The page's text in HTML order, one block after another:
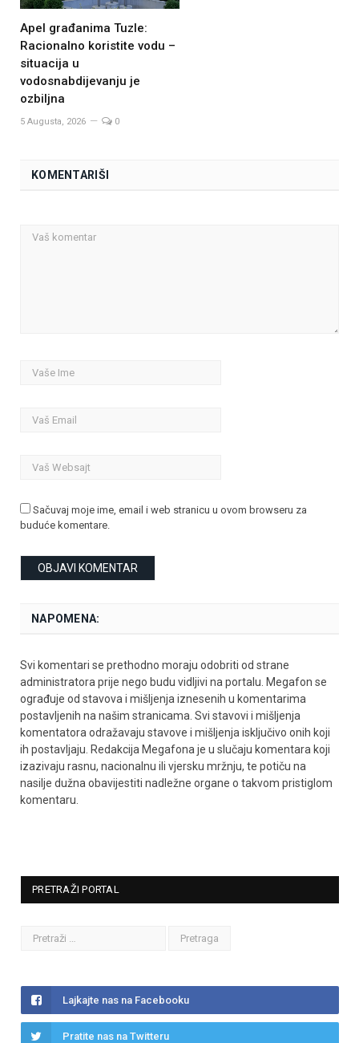
Apel građanima Tuzle:
Racionalno koristite vodu –
situacija u
vodosnabdijevanju je
ozbiljna
5 Augusta, 2026 0
KOMENTARIŠI
Sačuvaj moje ime, email i web stranicu u ovom browseru za
buduće komentare.
NAPOMENA:
Svi komentari se prethodno moraju odobriti od strane
administratora prije nego budu vidljivi na portalu. Megafon se
ograđuje od stavova i mišljenja iznesenih u komentarima
postavljenih na našim stranicama. Svi stavovi i mišljenja
komentatora odražavaju stavove i mišljenja isključivo onih koji
ih postavljaju. Redakcija Megafona je u slučaju komentara koji
izazivaju rasnu, nacionalnu ili vjersku mržnju, te potiču na
nasilje dužna obavijestiti nadležne organe o takvom pristiglom
komentaru.
PRETRAŽI PORTAL
Lajkajte nas na Facebooku
Pratite nas na Twitteru